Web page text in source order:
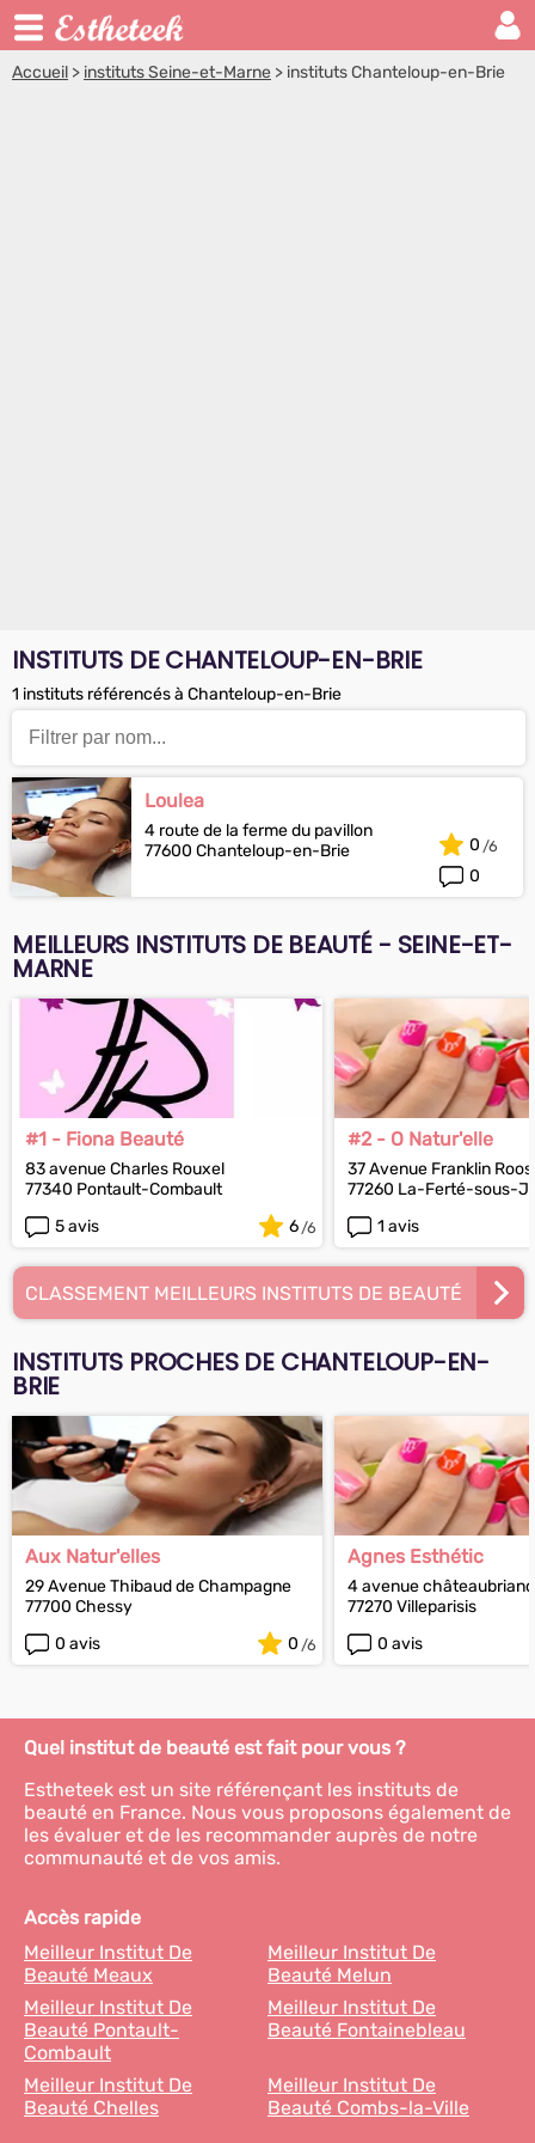
Accueil > instituts Seine-et-Marne > instituts Chanteloup-en-Brie
INSTITUTS DE CHANTELOUP-EN-BRIE
1 instituts référencés à Chanteloup-en-Brie
Loulea
4 route de la ferme du pavillon
77600 Chanteloup-en-Brie
0
0
MEILLEURS INSTITUTS DE BEAUTÉ - SEINE-ET-
MARNE
#1 - Fiona Beauté
83 avenue Charles Rouxel
77340 Pontault-Combault
5 avis
6
#2 - O Natur'elle
37 Avenue Franklin
77260 La-Ferté-sous-
1 avis
CLASSEMENT MEILLEURS INSTITUTS DE BEAUTÉ
INSTITUTS PROCHES DE CHANTELOUP-EN-
BRIE
Aux Natur'elles
29 Avenue Thibaud de Champagne
77700 Chessy
0 avis
0
Agnes Esthétic
4 avenue châteaubriand
77270 Villeparisis
0 avis
Quel institut de beauté est fait pour vous ?
Estheteek est un site référençant les instituts de
beauté en France. Nous vous proposons également de
les évaluer et de les recommander auprès de notre
communauté et de vos amis.
Accès rapide
Meilleur Institut De
Beauté Meaux
Meilleur Institut De
Beauté Melun
Meilleur Institut De
Beauté Pontault-
Combault
Meilleur Institut De
Beauté Fontainebleau
Meilleur Institut De
Beauté Chelles
Meilleur Institut De
Beauté Combs-la-Ville